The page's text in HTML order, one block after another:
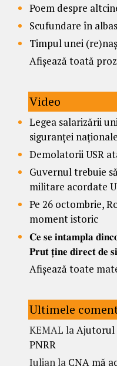
Poem despre
Scufundare în
Timpul unei
Afișează toată
Video
Legea salarizării
siguranței naționale
Demolatorii USR
Guvernul trebuie
militare acordate
Pe 26 octombrie,
moment istoric
𝐂𝐞 𝐬𝐞 𝐢𝐧𝐭𝐚𝐦𝐩𝐥𝐚
𝐏𝐫𝐮𝐭 𝐭̦𝐢𝐧𝐞 𝐝𝐢𝐫𝐞𝐜𝐭 𝐝𝐞
Afișează toate
Ultimele
KEMAL la Ajutorul
PNRR
Iulian la CNA mă